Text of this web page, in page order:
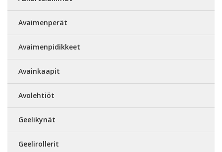
Avaimenperät
Avaimenpidikkeet
Avainkaapit
Avolehtiöt
Geelikynät
Geelirollerit